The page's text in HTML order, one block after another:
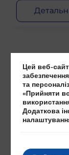
Цей веб-
та
«Прийняти
Додаткова